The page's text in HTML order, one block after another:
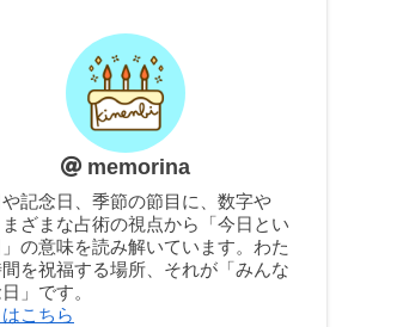
memorina
記念日、季節の節目に、数字や
ざまな占術の視点から「今日とい
の意味を読み解いています。わた
間を祝福する場所、それが「みんな
」です。
こちら